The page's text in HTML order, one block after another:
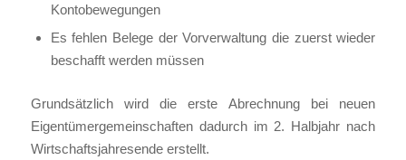
Kontobewegungen
Es fehlen Belege der Vorverwaltung die zuerst wieder
beschafft werden müssen
Grundsätzlich wird die erste Abrechnung bei neuen
Eigentümergemeinschaften dadurch im 2. Halbjahr nach
Wirtschaftsjahresende erstellt.